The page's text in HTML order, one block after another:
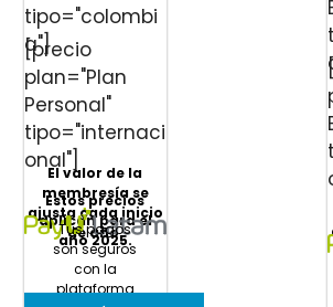
tipo="colombi
a"]
[precio
plan="Plan
Personal"
tipo="internaci
onal"]El valor de la
membresía se
ajusta cada inicio
de año.
Estos precios
aplican para el
año 2025.
Tus pagos
son seguros
con la
plataforma